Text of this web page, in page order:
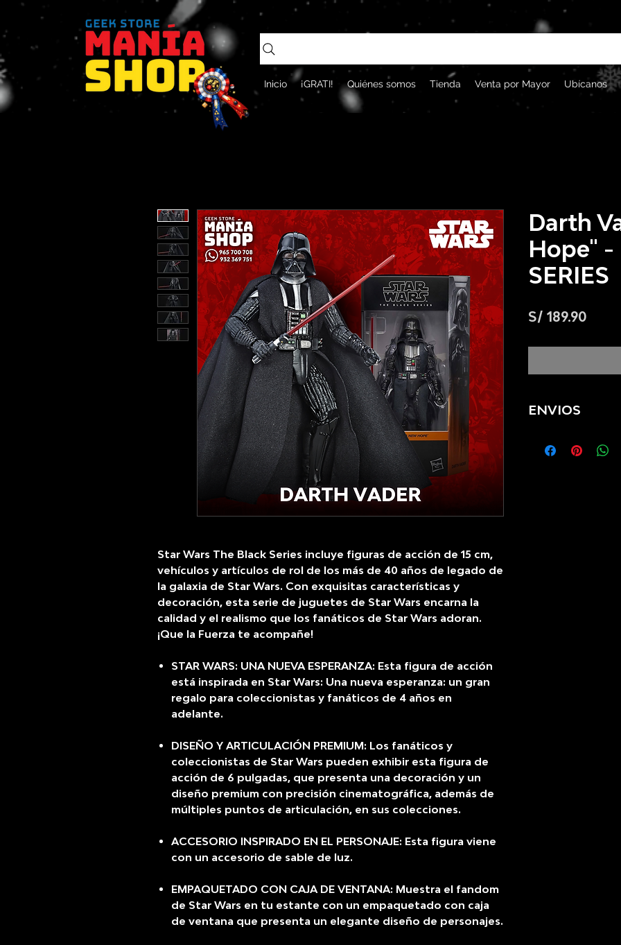
Inicio ¡GRATI! Quiénes somos Tienda Venta por Mayor Ubícanos
Star Wars The Black Series incluye figuras de acción de 15 cm,
vehículos y artículos de rol de los más de 40 años de legado de
la galaxia de Star Wars. Con exquisitas características y
decoración, esta serie de juguetes de Star Wars encarna la
calidad y el realismo que los fanáticos de Star Wars adoran.
¡Que la Fuerza te acompañe!
STAR WARS: UNA NUEVA ESPERANZA: Esta figura de acción
está inspirada en Star Wars: Una nueva esperanza: un gran
regalo para coleccionistas y fanáticos de 4 años en
adelante.
DISEÑO Y ARTICULACIÓN PREMIUM: Los fanáticos y
coleccionistas de Star Wars pueden exhibir esta figura de
acción de 6 pulgadas, que presenta una decoración y un
diseño premium con precisión cinematográfica, además de
múltiples puntos de articulación, en sus colecciones.
ACCESORIO INSPIRADO EN EL PERSONAJE: Esta figura viene
con un accesorio de sable de luz.
EMPAQUETADO CON CAJA DE VENTANA: Muestra el fandom
de Star Wars en tu estante con un empaquetado con caja
de ventana que presenta un elegante diseño de personajes.
Darth
Hope" -
SERIES
S/ 189.90Precio
ENVIOS